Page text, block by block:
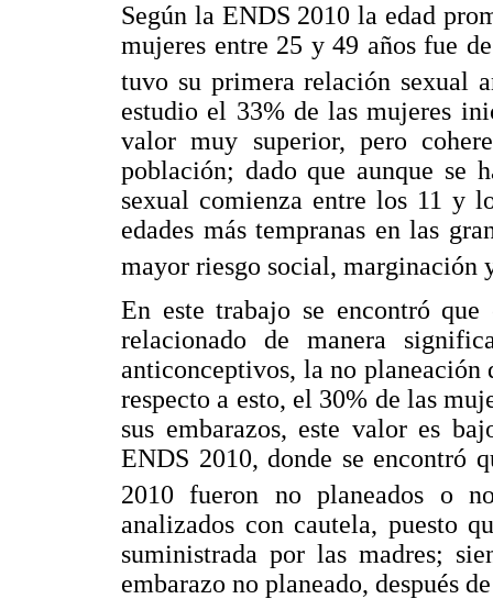
Según la ENDS 2010 la edad
mujeres entre 25 y 49 años fue
tuvo su primera relación sexual
estudio el 33% de las mujeres
valor muy superior, pero
población; dado que aunque se
sexual comienza entre los 11 y
edades más tempranas en las
mayor riesgo social, marginación
En este trabajo se encontró
relacionado de manera
anticonceptivos, la no planeación
respecto a esto, el 30% de las
sus embarazos, este valor es
ENDS 2010, donde se encontró
2010 fueron no planeados o
analizados con cautela, puesto
suministrada por las madres;
embarazo no planeado, después